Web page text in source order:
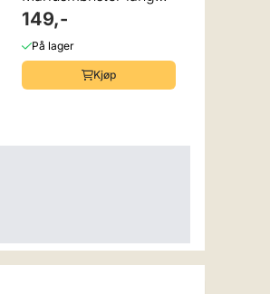
blå
149,-
På lager
Kjøp